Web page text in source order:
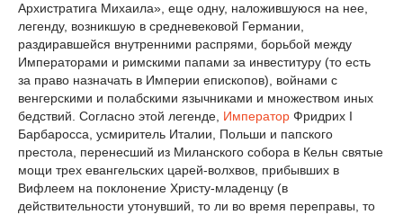
Архистратига Михаила», еще одну, наложившуюся на нее,
легенду, возникшую в средневековой Германии,
раздиравшейся внутренними распрями, борьбой между
Императорами и римскими папами за инвеституру (то есть
за право назначать в Империи епископов), войнами с
венгерскими и полабскими язычниками и множеством иных
бедствий. Согласно этой легенде, Император Фридрих I
Барбаросса, усмиритель Италии, Польши и папского
престола, перенесший из Миланского собора в Кельн святые
мощи трех евангельских царей-волхвов, прибывших в
Вифлеем на поклонение Христу-младенцу (в
действительности утонувший, то ли во время переправы, то